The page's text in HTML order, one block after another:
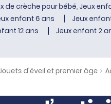
de crèche pour bébé, Jeux
enfant 6 ans
Jeux
12 ans
Jeux enfant 2
d'éveil et premier âge